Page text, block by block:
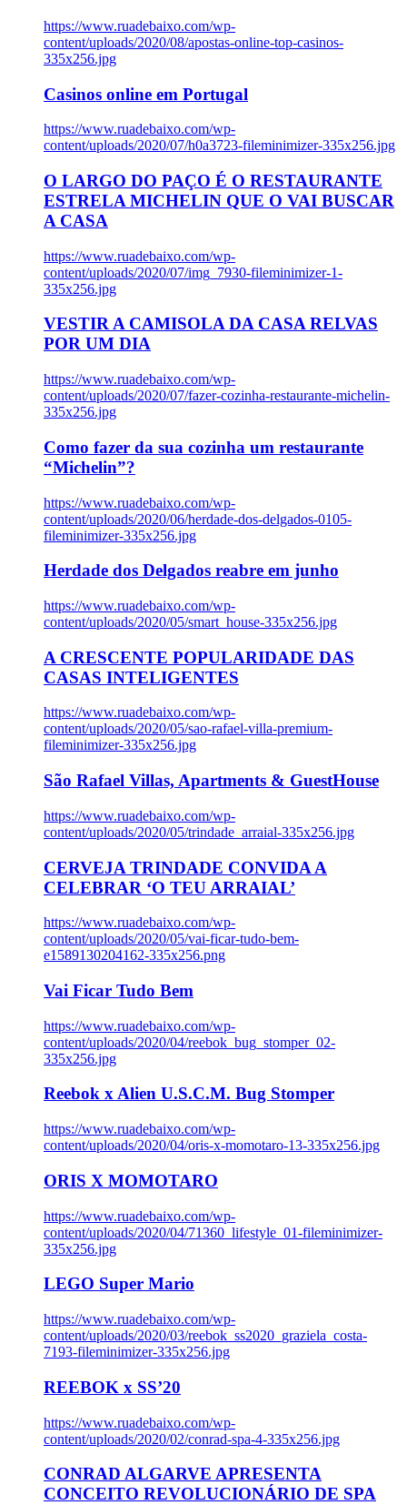
https://www.ruadebaixo.com/wp-
content/uploads/2020/08/apostas-online-top-casinos-
335x256.jpg
Casinos online em Portugal
https://www.ruadebaixo.com/wp-
content/uploads/2020/07/h0a3723-fileminimizer-335x256.jpg
O LARGO DO PAÇO É O RESTAURANTE
ESTRELA MICHELIN QUE O VAI BUSCAR
A CASA
https://www.ruadebaixo.com/wp-
content/uploads/2020/07/img_7930-fileminimizer-1-
335x256.jpg
VESTIR A CAMISOLA DA CASA RELVAS
POR UM DIA
https://www.ruadebaixo.com/wp-
content/uploads/2020/07/fazer-cozinha-restaurante-michelin-
335x256.jpg
Como fazer da sua cozinha um restaurante
“Michelin”?
https://www.ruadebaixo.com/wp-
content/uploads/2020/06/herdade-dos-delgados-0105-
fileminimizer-335x256.jpg
Herdade dos Delgados reabre em junho
https://www.ruadebaixo.com/wp-
content/uploads/2020/05/smart_house-335x256.jpg
A CRESCENTE POPULARIDADE DAS
CASAS INTELIGENTES
https://www.ruadebaixo.com/wp-
content/uploads/2020/05/sao-rafael-villa-premium-
fileminimizer-335x256.jpg
São Rafael Villas, Apartments & GuestHouse
https://www.ruadebaixo.com/wp-
content/uploads/2020/05/trindade_arraial-335x256.jpg
CERVEJA TRINDADE CONVIDA A
CELEBRAR ‘O TEU ARRAIAL’
https://www.ruadebaixo.com/wp-
content/uploads/2020/05/vai-ficar-tudo-bem-
e1589130204162-335x256.png
Vai Ficar Tudo Bem
https://www.ruadebaixo.com/wp-
content/uploads/2020/04/reebok_bug_stomper_02-
335x256.jpg
Reebok x Alien U.S.C.M. Bug Stomper
https://www.ruadebaixo.com/wp-
content/uploads/2020/04/oris-x-momotaro-13-335x256.jpg
ORIS X MOMOTARO
https://www.ruadebaixo.com/wp-
content/uploads/2020/04/71360_lifestyle_01-fileminimizer-
335x256.jpg
LEGO Super Mario
https://www.ruadebaixo.com/wp-
content/uploads/2020/03/reebok_ss2020_graziela_costa-
7193-fileminimizer-335x256.jpg
REEBOK x SS’20
https://www.ruadebaixo.com/wp-
content/uploads/2020/02/conrad-spa-4-335x256.jpg
CONRAD ALGARVE APRESENTA
CONCEITO REVOLUCIONÁRIO DE SPA